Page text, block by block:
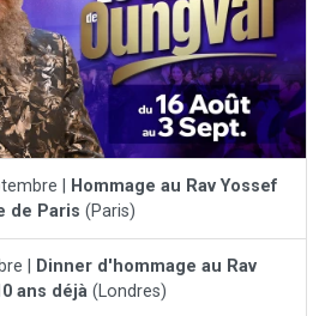
| Hommage au Rav Yossef
de Paris (Paris)
| Dinner d'hommage au Rav
ans déjà (Londres)